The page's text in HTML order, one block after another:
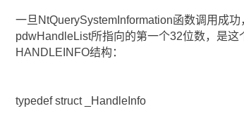
一旦NtQuerySystemInformation函数调用成
pdwHandleList所指向的第一个32位数，是
HANDLEINFO结构：
typedef struct _HandleInfo